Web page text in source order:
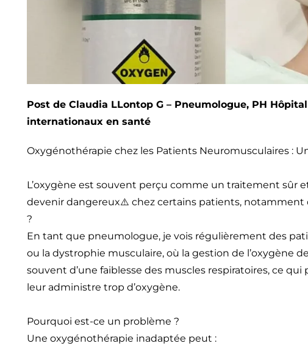
Post de Claudia LLontop G – Pneumologue, PH
internationaux en santé
Oxygénothérapie chez les Patients Neuromusculaires :
L’oxygène est souvent perçu comme un traitement sûr
devenir dangereux⚠️ chez certains patients,
?
En tant que pneumologue, je vois régulièrement des
ou la dystrophie musculaire, où la gestion de l’oxygène
souvent d’une faiblesse des muscles respiratoires, ce
leur administre trop d’oxygène.
Pourquoi est-ce un problème ?
Une oxygénothérapie inadaptée peut :